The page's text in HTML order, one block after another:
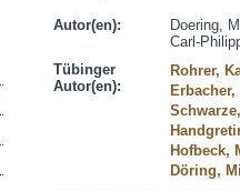
Autor(en):
Doering,
Carl-
Tübinger
Autor(en):
Rohrer,
Hofbeck,
Döring,